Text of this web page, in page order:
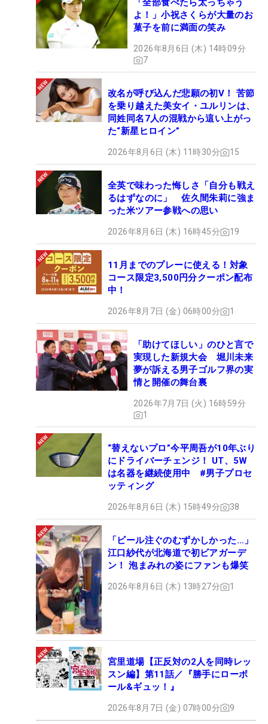
「全部食べたら太っちゃう
よ！」小祝さくらが大量のお
菓子を前に満面の笑み
2026年8月6日 (木) 14時09分
7
改名が呼び込んだ悲願の初V！ 苦節
を乗り越えた美女イ・ユルリンは、
同姓同名7人の混戦から這い上がっ
た“新星ヒロイン”
2026年8月6日 (木) 11時30分 15
全英で味わった悔しさ「自分も戦え
るはずなのに」 佐久間朱莉に強ま
った米ツアー参戦への思い
2026年8月6日 (木) 16時45分 19
11月までのプレーに使える！対象
コース限定3,500円分クーポン配布
中！
2026年8月7日 (金) 06時00分 1
「助けてほしい」のひと言で
実現した新規大会 堀川未来
夢が訴える男子ゴルフ界の実
情と開催の舞台裏
2026年7月7日 (火) 16時59分
1
“替えないプロ”今平周吾が10年ぶり
にドライバーチェンジ！ UT、5W
は名器を継続使用中 #男子プロセ
ッティング
2026年8月6日 (木) 15時49分 38
「ビール注ぐのむずかしかった…」
江口紗代が北海道で初ビアガーデ
ン！ 泡まみれの姿にファンも爆笑
2026年8月6日 (木) 13時27分 1
宮里道場【正反対の2人を同時レッ
スン編】第11話／『勝手にローボ
ール&ギュッ！』
2026年8月7日 (金) 07時00分 9